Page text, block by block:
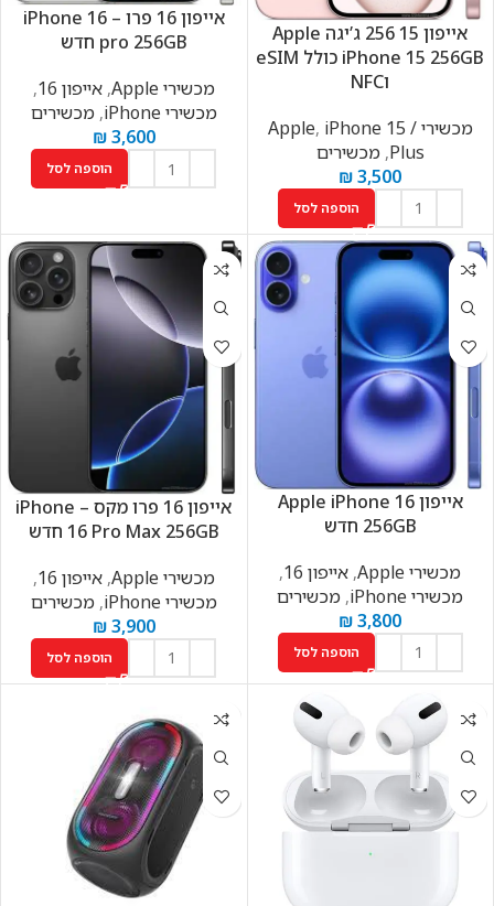
אייפון 15 256 ג’יגה Apple
iPhone 15 256GB כולל eSIM
וNFC
מכשירי Apple
, iPhone 15 /
Plus
,מכשירים
₪3,500
הוספה לסל
אייפון 16 פרו – iPhone 16
pro 256GB חדש
מכשירי Apple
,אייפון 16
,
מכשירי iPhone
,מכשירים
₪3,600
הוספה לסל
אייפון Apple iPhone 16
256GB חדש
מכשירי Apple
, אייפון 16
,
מכשירי iPhone
, מכשירים
₪3,800
הוספה לסל
אייפון 16 פרו מקס – iPhone
16 Pro Max 256GB חדש
מכשירי Apple
,אייפון 16
,
מכשירי iPhone
,מכשירים
₪3,900
הוספה לסל